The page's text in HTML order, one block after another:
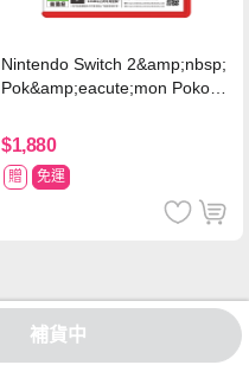
Nintendo Switch 2&amp;nbsp;
Pok&amp;eacute;mon Pokopi
$1,880
贈 免運
補貨中